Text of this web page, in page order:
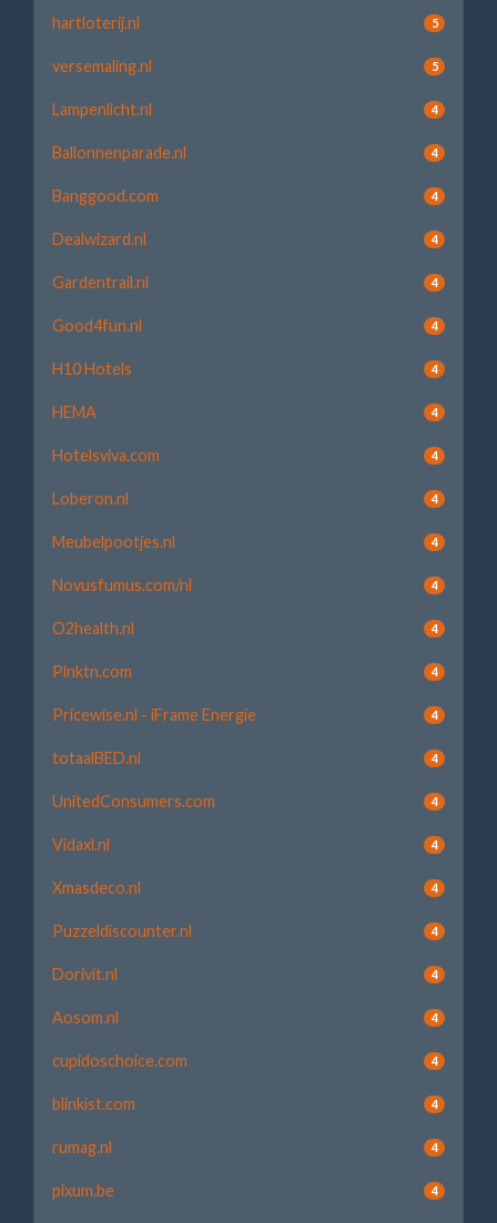
hartloterij.nl 5
versemaling.nl 5
Lampenlicht.nl 4
Ballonnenparade.nl 4
Banggood.com 4
Dealwizard.nl 4
Gardentrail.nl 4
Good4fun.nl 4
H10 Hotels 4
HEMA 4
Hotelsviva.com 4
Loberon.nl 4
Meubelpootjes.nl 4
Novusfumus.com/nl 4
O2health.nl 4
Plnktn.com 4
Pricewise.nl - iFrame Energie 4
totaalBED.nl 4
UnitedConsumers.com 4
Vidaxl.nl 4
Xmasdeco.nl 4
Puzzeldiscounter.nl 4
Dorivit.nl 4
Aosom.nl 4
cupidoschoice.com 4
blinkist.com 4
rumag.nl 4
pixum.be 4